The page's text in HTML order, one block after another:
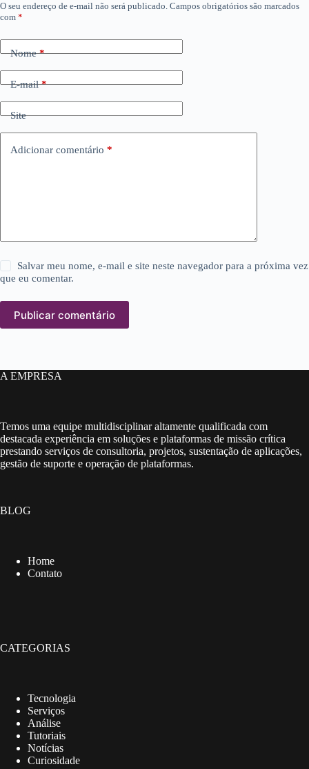
O seu endereço de e-mail não será publicado. Campos obrigatórios são marcados
com *
Nome*
E-mail*
Site
Adicionar comentário *
Salvar meu nome, e-mail e site neste navegador para a próxima vez
que eu comentar.
Publicar comentário
A EMPRESA
Temos uma equipe multidisciplinar altamente qualificada com
destacada experiência em soluções e plataformas de missão crítica
prestando serviços de consultoria, projetos, sustentação de aplicações,
gestão de suporte e operação de plataformas.
BLOG
Home
Contato
CATEGORIAS
Tecnologia
Serviços
Análise
Tutoriais
Notícias
Curiosidade